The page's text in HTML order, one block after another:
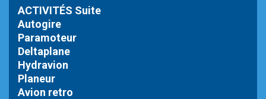
ACTIVITÉS Suite
Autogire
Paramoteur
Deltaplane
Hydravion
Planeur
Avion retro